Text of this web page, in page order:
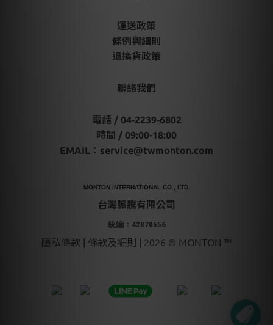
運送政策
條例與細則
退換貨政策
聯絡我們
電話 / 04-2239-6802
時間 / 09:00-18:00
EMAIL： service@twmonton.com
MONTON INTERNATIONAL CO., LTD.
台灣脈騰有限公司
統編：42870556
隱私條款 | 條款及細則 | 2026 © MONTON ™